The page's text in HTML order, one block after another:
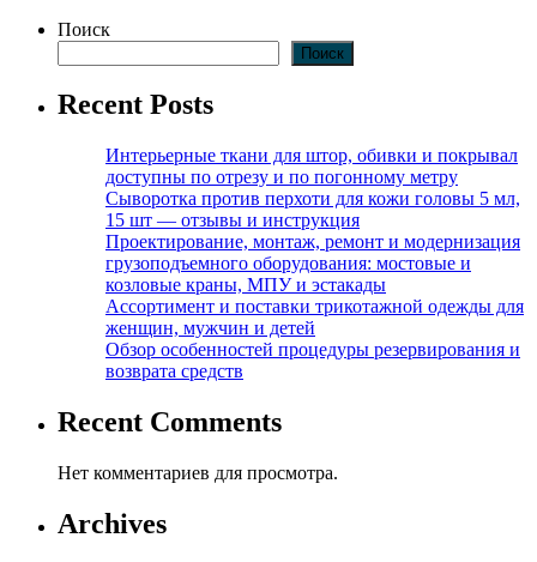
Поиск
Поиск
Recent Posts
Интерьерные ткани для штор, обивки и покрывал
доступны по отрезу и по погонному метру
Сыворотка против перхоти для кожи головы 5 мл,
15 шт — отзывы и инструкция
Проектирование, монтаж, ремонт и модернизация
грузоподъемного оборудования: мостовые и
козловые краны, МПУ и эстакады
Ассортимент и поставки трикотажной одежды для
женщин, мужчин и детей
Обзор особенностей процедуры резервирования и
возврата средств
Recent Comments
Нет комментариев для просмотра.
Archives